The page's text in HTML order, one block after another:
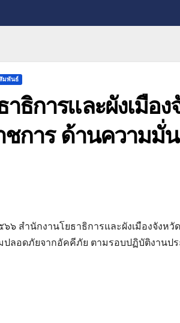
มพันธ์
ธิการและผังเมือ
ชการ ด้านความมั่
สำนักงานโยธาธิการและผังเมืองจังหวั
ปลอดภัยจากอัคคีภัย ตามรอบปฏิบัติงานป